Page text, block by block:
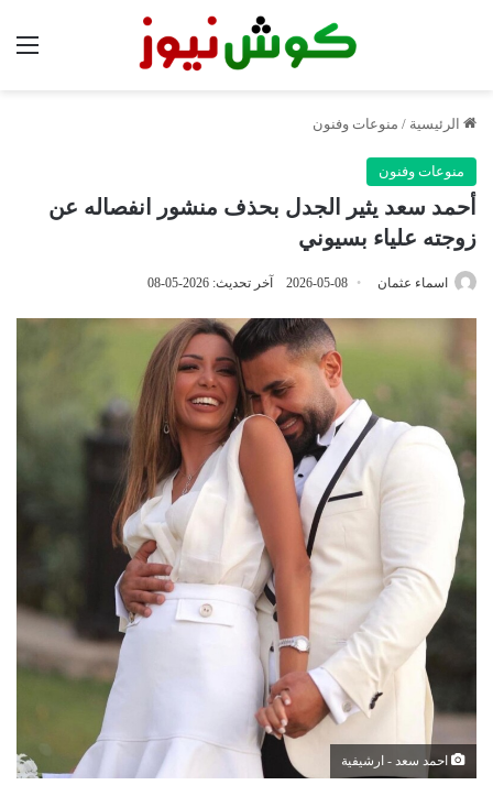
الرئيسية / منوعات وفنون
منوعات وفنون
أحمد سعد يثير الجدل بحذف منشور انفصاله عن
زوجته علياء بسيوني
اسماء عثمان 2026-05-08 آخر تحديث: 2026-05-08
احمد سعد - ارشيفية